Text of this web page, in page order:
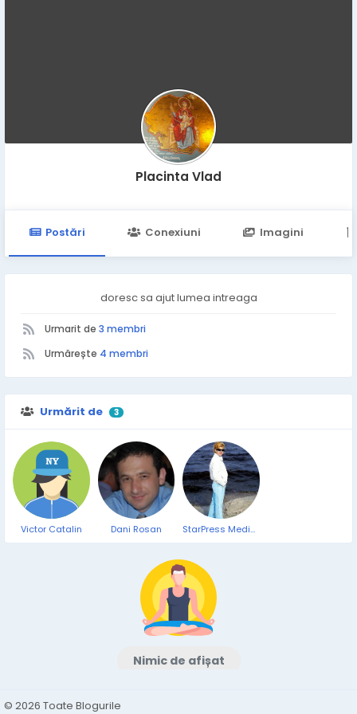
Placinta Vlad
Postări Conexiuni Imagini
doresc sa ajut lumea intreaga
Urmarit de 3 membri
Urmărește 4 membri
Urmărit de 3
Victor Catalin Dani Rosan StarPress Media Constanta
Nimic de afișat
© 2026 Toate Blogurile